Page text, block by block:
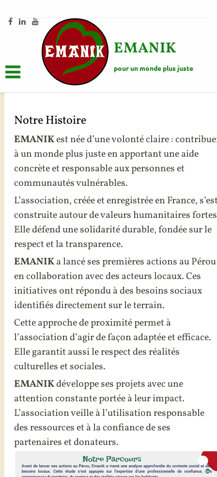
content
EMANIK
pour un monde plus juste
ACCUEIL
NOTRE HISTOIRE
ACTIONS AU PÉROU
PROGRAMME FEMMES BÂTISSEUSES – PÉROU
PROGRAMME DES TALENTS POUR LA VIE – PÉROU
SOUTENIR
PARTENAIRES
ON PARLE DE NOUS…
NOUS CONTACTER
Notre Histoire
EMANIKest née d’une volonté claire :
à un monde plus juste en apportant une aide
concrète et responsable aux personnes et
communautés vulnérables.
L’association, créée et enregistrée en France,
construite autour de valeurs humanitaires
Elle défend une solidarité durable, fondée sur le
respect et la transparence.
EMANIKa lancé ses premières actions au Pérou
en collaboration avec des acteurs locaux. Ces
initiatives ont répondu à des besoins sociaux
identifiés directement sur le terrain.
Cette approche de proximité permet à
l’association d’agir de façon adaptée et efficace.
Elle garantit aussi le respect des réalités
culturelles et sociales.
EMANIKdéveloppe ses projets avec une
attention constante portée à leur impact.
L’association veille à l’utilisation responsable
des ressources et à la confiance de ses
partenaires et donateurs.